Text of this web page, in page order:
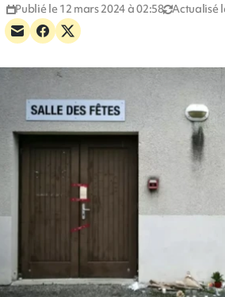
Publié le 12 mars 2024 à 02:58 Actualisé